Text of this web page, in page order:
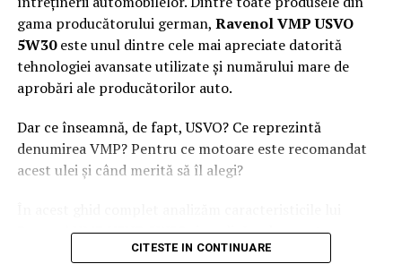
gama producătorului german, Ravenol VMP USVO
5W30este unul dintre cele mai apreciate datorită
tehnologiei avansate utilizate și numărului mare de
aprobări ale producătorilor auto.
Dar ce înseamnă, de fapt, USVO? Ce reprezintă
denumirea VMP? Pentru ce motoare este recomandat
acest ulei și când merită să îl alegi?
Ravenol VMP USVO 5W30 și explicăm de ce este
considerat unul dintre cele mai performante uleiuri de
CITESTE IN CONTINUARE